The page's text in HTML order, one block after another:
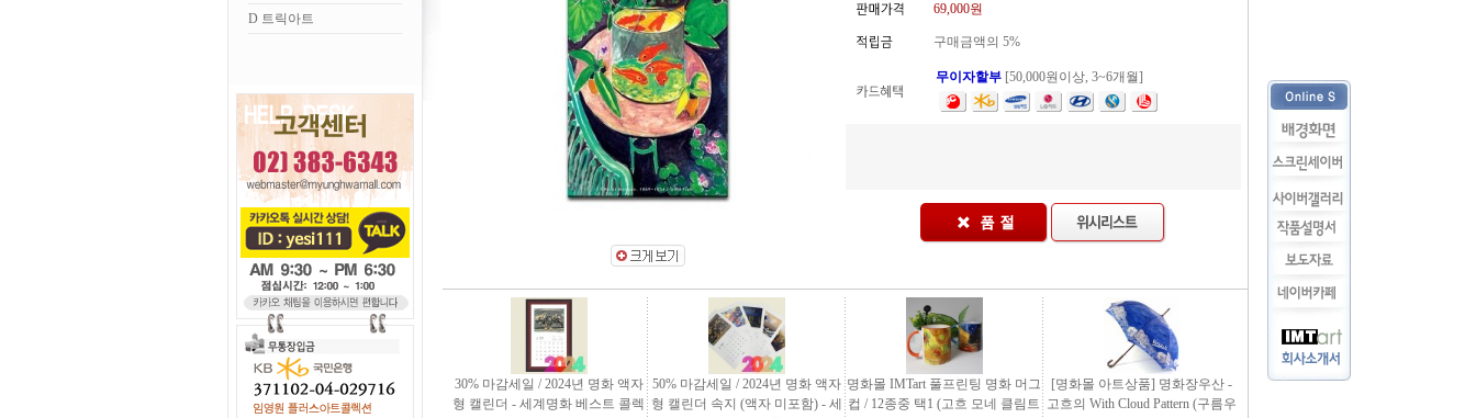
D 트릭아트
69,000원
구매금액의 5%
무이자할부 [50,000원이상, 3~6개월]
30% 마감세일 / 2024년 명화 액자
형 캘린더 - 세계명화 베스트 콜렉
50% 마감세일 / 2024년 명화 액자
형 캘린더 속지 (액자 미포함) - 세
명화몰 IMTart 풀프린팅 명화 머그
컵 / 12종중 택1 (고흐 모네 클림트
[명화몰 아트상품] 명화장우산 -
고흐의 With Cloud Pattern (구름우